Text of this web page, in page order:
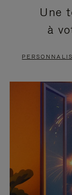
EN
POUR
PAUSE
LE
Une
à